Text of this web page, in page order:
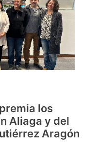
los
Aliaga y del
Aragón